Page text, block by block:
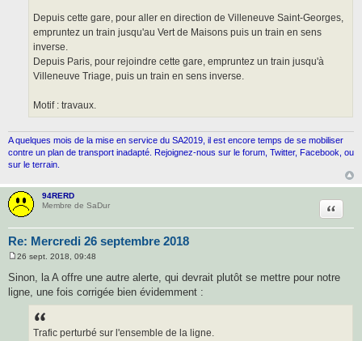
Depuis cette gare, pour aller en direction de Villeneuve Saint-Georges,
empruntez un train jusqu'au Vert de Maisons puis un train en sens
inverse.
Depuis Paris, pour rejoindre cette gare, empruntez un train jusqu'à
Villeneuve Triage, puis un train en sens inverse.
Motif : travaux.
A quelques mois de la mise en service du SA2019, il est encore temps de se mobiliser
contre un plan de transport inadapté. Rejoignez-nous sur le forum, Twitter, Facebook, ou
sur le terrain.
94RERD
Membre de SaDur
Re: Mercredi 26 septembre 2018
s
s
26 sept. 2018, 09:48
Sinon, la A offre une autre alerte, qui devrait plutôt se mettre pour notre
ligne, une fois corrigée bien évidemment :
Trafic perturbé sur l'ensemble de la ligne.